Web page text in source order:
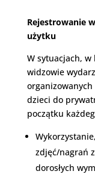
Rejestrowanie
użytku
W sytuacjach,
widzowie
dzieci do
początku
zdjęć/nagrań
dorosłych